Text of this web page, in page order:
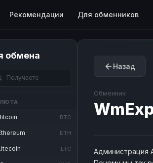
Рекомендации Для обменников
обмена
BTC
ETH
LTC
Назад
Обменник
Администрация